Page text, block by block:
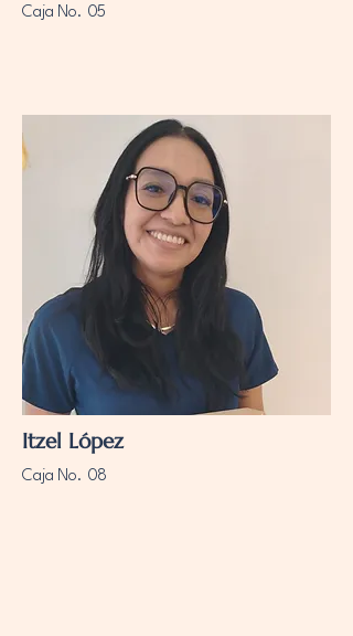
Caja No. 05
Itzel López
Caja No. 08